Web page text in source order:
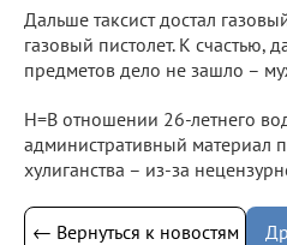
Дальше таксист достал
газовый пистолет. К счастью,
предметов дело не зашло –
Н=В отношении 26-летнего
административный материал
хулиганства – из-за
← Вернуться к новостям